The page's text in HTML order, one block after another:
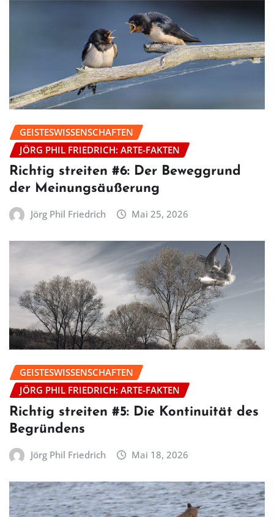
GEISTESWISSENSCHAFTEN
JÖRG PHIL FRIEDRICH: ARTE-FAKTEN
Richtig streiten #6: Der Beweggrund
der Meinungsäußerung
Jörg Phil Friedrich Mai 25, 2026
GEISTESWISSENSCHAFTEN
JÖRG PHIL FRIEDRICH: ARTE-FAKTEN
Richtig streiten #5: Die Kontinuität des
Begründens
Jörg Phil Friedrich Mai 18, 2026